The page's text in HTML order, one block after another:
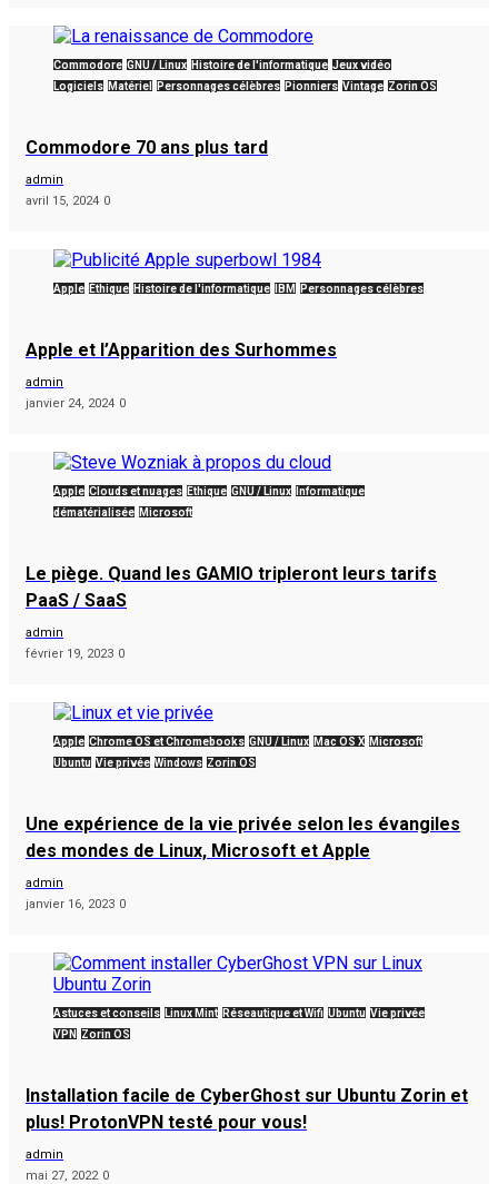
Commodore GNU / Linux Histoire de l'informatique Jeux vidéo
Logiciels Matériel Personnages célèbres Pionniers Vintage Zorin OS
Commodore 70 ans plus tard
admin
avril 15, 2024 0
Apple Éthique Histoire de l'informatique IBM Personnages célèbres
Apple et l’Apparition des Surhommes
admin
janvier 24, 2024 0
Apple Clouds et nuages Éthique GNU / Linux
Informatique
dématérialisée Microsoft
Le piège. Quand les GAMIO tripleront leurs tarifs
PaaS / SaaS
admin
février 19, 2023 0
Apple Chrome OS et Chromebooks GNU / Linux Mac OS X Microsoft
Ubuntu Vie privée Windows Zorin OS
Une expérience de la vie privée selon les évangiles
des mondes de Linux, Microsoft et Apple
admin
janvier 16, 2023 0
Astuces et conseils Linux Mint Réseautique et Wifi Ubuntu Vie privée
VPN
Zorin OS
Installation facile de CyberGhost sur Ubuntu Zorin et
plus! ProtonVPN testé pour vous!
admin
mai 27, 2022 0